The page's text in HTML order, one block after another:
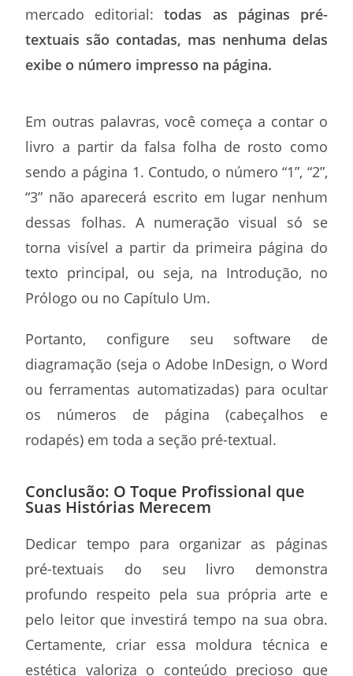
mercado editorial:todas as páginas pré-
textuais são contadas, mas nenhuma delas
exibe o número impresso na página.
Em outras palavras, você começa a contar o
livro a partir da falsa folha de rosto como
sendo a página 1. Contudo, o número “1”, “2”,
“3” não aparecerá escrito em lugar nenhum
dessas folhas. A numeração visual só se
torna visível a partir da primeira página do
texto principal, ou seja, na Introdução, no
Prólogo ou no Capítulo Um.
Portanto, configure seu software de
diagramação (seja o Adobe InDesign, o Word
ou ferramentas automatizadas) para ocultar
os números de página (cabeçalhos e
rodapés) em toda a seção pré-textual.
Conclusão: O Toque Profissional que
Suas Histórias Merecem
Dedicar tempo para organizar as páginas
pré-textuais do seu livro demonstra
profundo respeito pela sua própria arte e
pelo leitor que investirá tempo na sua obra.
Certamente, criar essa moldura técnica e
estética valoriza o conteúdo precioso que